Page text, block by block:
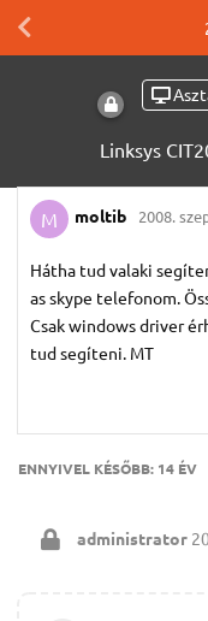
Linksys
M moltib 2008.
Hátha tud valaki
as skype telefonom.
Csak windows driver
tud segíteni. MT
ENNYIVEL KÉSŐBB: 14 ÉV
administrator